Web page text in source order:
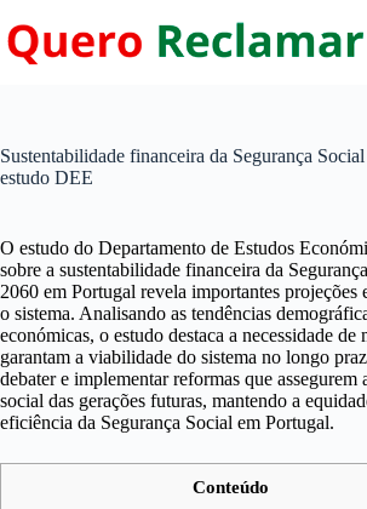
para
o
Sustentabilidade financeira da Segurança
estudo DEE
O estudo do Departamento de Estudos
sobre a sustentabilidade financeira da
2060 em Portugal revela importantes projeções
o sistema. Analisando as tendências
económicas, o estudo destaca a necessidade de
garantam a viabilidade do sistema no longo
debater e implementar reformas que assegurem
social das gerações futuras, mantendo a
eficiência da Segurança Social em Portugal.
Conteúdo